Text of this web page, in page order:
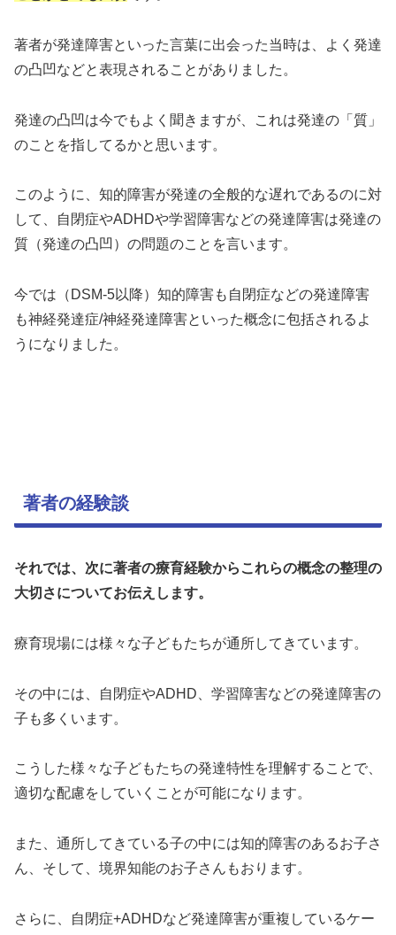
著者が発達障害といった言葉に出会った当時は、よく発達
の凸凹などと表現されることがありました。
発達の凸凹は今でもよく聞きますが、これは発達の「質」
のことを指してるかと思います。
このように、知的障害が発達の全般的な遅れであるのに対
して、自閉症やADHDや学習障害などの発達障害は発達の
質（発達の凸凹）の問題のことを言います。
今では（DSM-5以降）知的障害も自閉症などの発達障害
も神経発達症/神経発達障害といった概念に包括されるよ
うになりました。
著者の経験談
それでは、次に著者の療育経験からこれらの概念の整理の
大切さについてお伝えします。
療育現場には様々な子どもたちが通所してきています。
その中には、自閉症やADHD、学習障害などの発達障害の
子も多くいます。
こうした様々な子どもたちの発達特性を理解することで、
適切な配慮をしていくことが可能になります。
また、通所してきている子の中には知的障害のあるお子さ
ん、そして、境界知能のお子さんもおります。
さらに、自閉症+ADHDなど発達障害が重複しているケー